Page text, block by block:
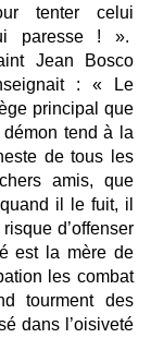
tenter celui
paresse ! ».
Jean Bosco
: « Le
principal que
démon tend à la
de tous les
amis, que
il le fuit, il
d’offenser
est la mère de
les combat
tourment des
dans l’oisiveté